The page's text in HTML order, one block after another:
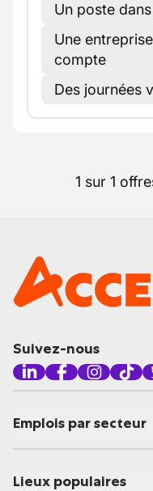
Un poste
Une
compte
Des journées
1 sur 1
Suivez-nous
Emplois par secteur
Lieux populaires